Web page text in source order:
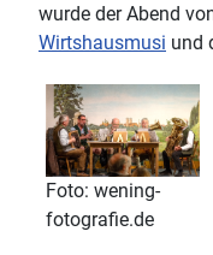
wurde der Abend
Wirtshausmusi und
Foto: wening-
fotografie.de